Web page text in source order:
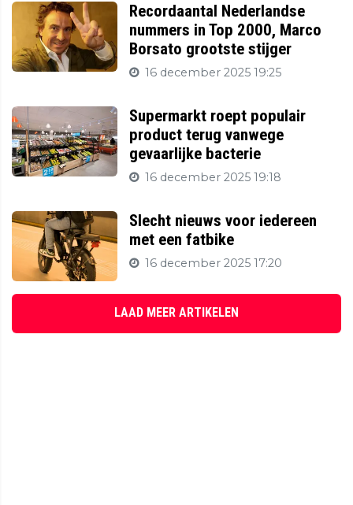
Recordaantal Nederlandse
nummers in Top 2000, Marco
Borsato grootste stijger
16 december 2025 19:25
Supermarkt roept populair
product terug vanwege
gevaarlijke bacterie
16 december 2025 19:18
Slecht nieuws voor iedereen
met een fatbike
16 december 2025 17:20
LAAD MEER ARTIKELEN